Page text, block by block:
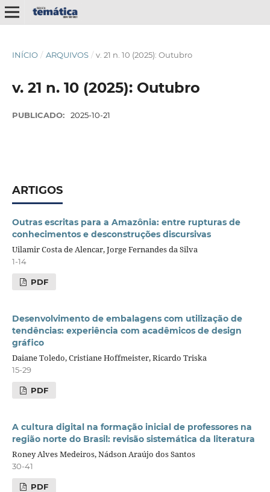
INÍCIO / ARQUIVOS / v. 21 n. 10 (2025): Outubro
v. 21 n. 10 (2025): Outubro
PUBLICADO: 2025-10-21
ARTIGOS
Outras escritas para a Amazônia: entre rupturas de
conhecimentos e desconstruções discursivas
Uilamir Costa de Alencar, Jorge Fernandes da Silva
1-14
PDF
Desenvolvimento de embalagens com utilização de
tendências: experiência com acadêmicos de design
gráfico
Daiane Toledo, Cristiane Hoffmeister, Ricardo Triska
15-29
PDF
A cultura digital na formação inicial de professores na
região norte do Brasil: revisão sistemática da literatura
Roney Alves Medeiros, Nádson Araújo dos Santos
30-41
PDF